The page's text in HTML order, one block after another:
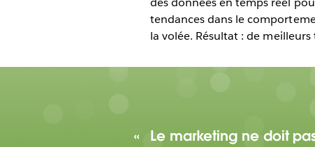
tendances dans le
la volée. Résultat : de
Le marketing ne doit